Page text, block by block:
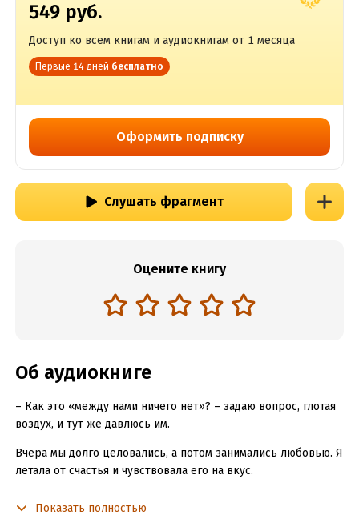
549 руб.
Доступ ко всем книгам и аудиокнигам от 1 месяца
Первые 14 дней бесплатно
Оформить подписку
Слушать фрагмент
Оцените книгу
Об аудиокниге
– Как это «между нами ничего нет»? – задаю вопрос, глотая
воздух, и тут же давлюсь им.
Вчера мы долго целовались, а потом занимались любовью. Я
летала от счастья и чувствовала его на вкус.
Показать полностью